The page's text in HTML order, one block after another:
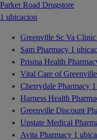
Parker Road Drugstore
1 ubicacion
Greenville Sc Va Clinic
Sam Pharmacy 1
Prisma Health
Vital Care of Greenville
Cherrydale Pharmacy
Harness Health
Greenville Discount
Upstate Medical
Avita Pharmacy 1